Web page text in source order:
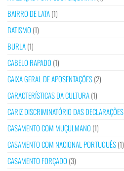
BAIRRO DE LATA(1)
BATISMO (1)
BURLA(1)
CABELO RAPADO (1)
CAIXA GERAL DE APOSENTAÇÕES(2)
CARACTERÍSTICAS DA CULTURA(1)
CARIZ DISCRIMINATÓRIO DAS DECLARAÇÕES
CASAMENTO COM MUÇULMANO (1)
CASAMENTO COM NACIONAL PORTUGUÊS(1)
CASAMENTO FORÇADO (3)